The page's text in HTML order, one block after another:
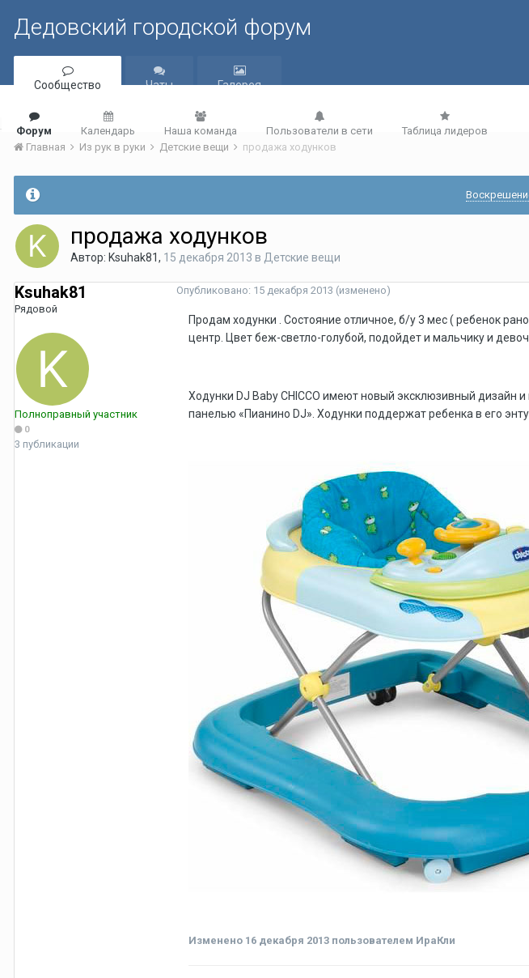
Дедовский городской форум
Сообщество
Форум Календарь Наша команда Пользователи в сети Таблица лидеров
Чаты Галерея
Главная Из рук в руки Детские вещи продажа ходунков
продажа ходунков
Автор: Ksuhak81, 15 декабря 2013 в Детские вещи
Ksuhak81
Рядовой
Полноправный участник
0
3 публикации
Опубликовано: 15 декабря 2013 (изменено)
Продам ходунки . Состояние отличное, б/у 3 мес ( ребенок
центр. Цвет беж-светло-голубой, подойдет и мальчику и
Ходунки DJ Baby CHICCO имеют новый эксклюзивный дизайн
панелью «Пианино DJ». Ходунки поддержат ребенка в его
Изменено 16 декабря 2013 пользователем ИраКли